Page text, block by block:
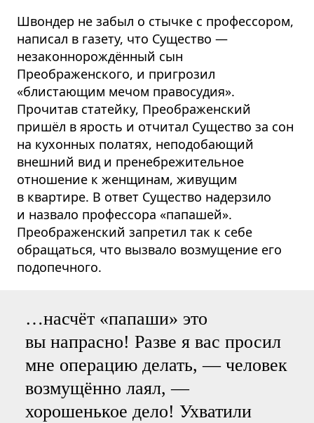
Швондер не забыл о стычке с профессором,
написал в газету, что Существо —
незаконнорождённый сын
Преображенского, и пригрозил
«блистающим мечом правосудия».
Прочитав статейку, Преображенский
пришёл в ярость и отчитал Существо за сон
на кухонных полатях, неподобающий
внешний вид и пренебрежительное
отношение к женщинам, живущим
в квартире. В ответ Существо надерзило
и назвало профессора «папашей».
Преображенский запретил так к себе
обращаться, что вызвало возмущение его
подопечного.
…насчёт «папаши» это
вы напрасно! Разве я вас просил
мне операцию делать, — человек
возмущённо лаял, —
хорошенькое дело! Ухватили